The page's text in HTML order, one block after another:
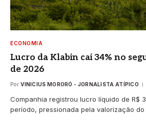
ECONOMIA
Lucro da Klabin cai 34% no
de 2026
Por VINICIUS MORORÓ - JORNALISTA ATÍPICO
Companhia registrou lucro líquido de R$
período, pressionada pela valorização